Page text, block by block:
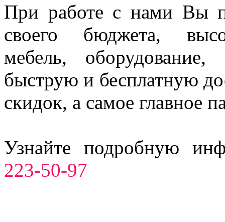
При работе с нами Вы
своего бюджета,
мебель,
быструю и бесплатную
скидок, а самое главное
Узнайте подробную
223-50-97